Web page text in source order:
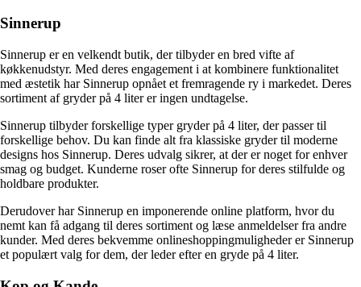
Sinnerup
Sinnerup er en velkendt butik, der tilbyder en bred vifte af
køkkenudstyr. Med deres engagement i at kombinere funktionalitet
med æstetik har Sinnerup opnået et fremragende ry i markedet. Deres
sortiment af gryder på 4 liter er ingen undtagelse.
Sinnerup tilbyder forskellige typer gryder på 4 liter, der passer til
forskellige behov. Du kan finde alt fra klassiske gryder til moderne
designs hos Sinnerup. Deres udvalg sikrer, at der er noget for enhver
smag og budget. Kunderne roser ofte Sinnerup for deres stilfulde og
holdbare produkter.
Derudover har Sinnerup en imponerende online platform, hvor du
nemt kan få adgang til deres sortiment og læse anmeldelser fra andre
kunder. Med deres bekvemme onlineshoppingmuligheder er Sinnerup
et populært valg for dem, der leder efter en gryde på 4 liter.